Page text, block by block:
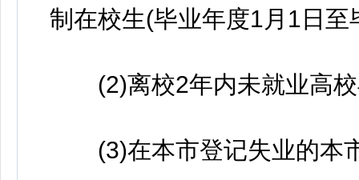
制在校生(毕业年度1月1日
(2)离校2年内未就业高校
(3)在本市登记失业的本